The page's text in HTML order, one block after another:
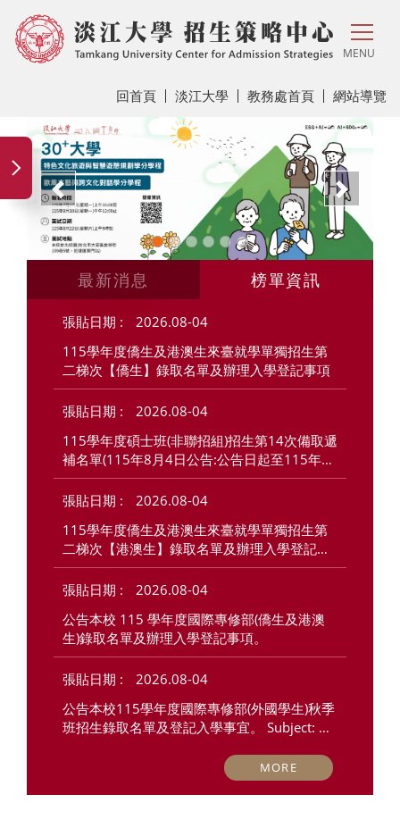
MENU
回首頁 淡江大學 教務處首頁 網站導覽
上一頁
最新消息 榜單資訊
2026.08-04
115學年度僑生及港澳生來臺就學單獨招生第
二梯次【僑生】錄取名單及辦理入學登記事項
2026.08-04
115學年度碩士班(非聯招組)招生第14次備取遞
補名單(115年8月4日公告:公告日起至115年8
月11日上午10:00止線上報到)
2026.08-04
115學年度僑生及港澳生來臺就學單獨招生第
二梯次【港澳生】錄取名單及辦理入學登記事
項
2026.08-04
公告本校 115 學年度國際專修部(僑生及港澳
生)錄取名單及辦理入學登記事項。
2026.08-04
公告本校115學年度國際專修部(外國學生)秋季
班招生錄取名單及登記入學事宜。 Subject: Ad
the Admissions of International Foundation
Program(International Students) for Fall Se
MORE